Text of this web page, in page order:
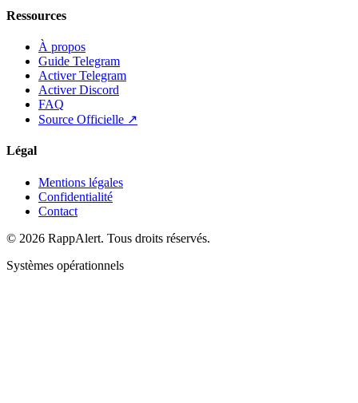
Ressources
À propos
Guide Telegram
Activer Telegram
Activer Discord
FAQ
Source Officielle ↗
Légal
Mentions légales
Confidentialité
Contact
© 2026 RappAlert. Tous droits réservés.
Systèmes opérationnels